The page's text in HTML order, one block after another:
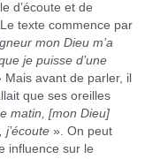
d’écoute et de
texte commence par
mon Dieu m’a
je puisse d’une
Mais avant de parler, il
que ses oreilles
matin, [mon Dieu]
j’écoute ». On peut
influence sur le